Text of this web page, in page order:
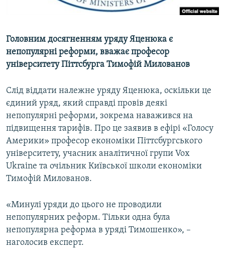
УКР
КТАТ
Усі сайти RFE/RL
Головним досягненням уряду Яценюка є
непопулярні реформи, вважає професор
університету Піттсбурга Тимофій Милованов
Слід віддати належне уряду Яценюка, оскільки це
єдиний уряд, який справді провів деякі
непопулярні реформи, зокрема наважився на
підвищення тарифів. Про це заявив в ефірі «Голосу
Америки» професор економіки Піттсбургського
університету, учасник аналітичної групи Vox
Ukraine та очільник Київської школи економіки
Тимофій Милованов.
«Минулі уряди до цього не проводили
непопулярних реформ. Тільки одна була
непопулярна реформа в уряді Тимошенко», –
наголосив експерт.